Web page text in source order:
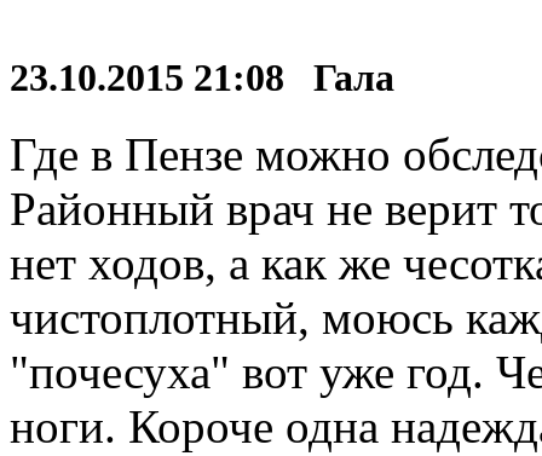
23.10.2015 21:08 Гала
Где в Пензе можно
Районный врач не верит
нет ходов, а как же
чистоплотный, моюсь
"почесуха" вот уже год.
ноги. Короче одна